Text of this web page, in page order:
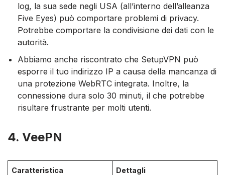
log, la sua sede negli USA (all’interno dell’alleanza
Five Eyes) può comportare problemi di privacy.
Potrebbe comportare la condivisione dei dati con le
autorità.
Abbiamo anche riscontrato che SetupVPN può
esporre il tuo indirizzo IP a causa della mancanza di
una protezione WebRTC integrata. Inoltre, la
connessione dura solo 30 minuti, il che potrebbe
risultare frustrante per molti utenti.
4. VeePN
Caratteristica Dettagli